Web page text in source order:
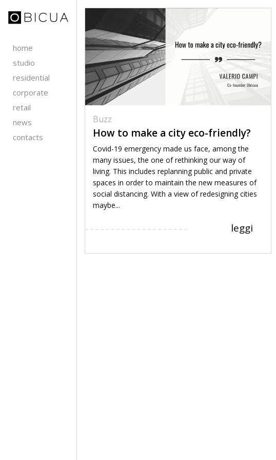
home
studio
residential
corporate
retail
news
contacts
Buzz
How to make a city eco-friendly?
Covid-19 emergency made us face, among the
many issues, the one of rethinking our way of
living. This includes replanning public and private
spaces in order to maintain the new measures of
social distancing. With a view of redesigning cities
maybe...
leggi